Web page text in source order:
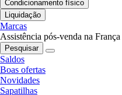
Condicionamento físico
Liquidação
Marcas
Assistência pós-venda na França
Pesquisar
Saldos
Boas ofertas
Novidades
Sapatilhas